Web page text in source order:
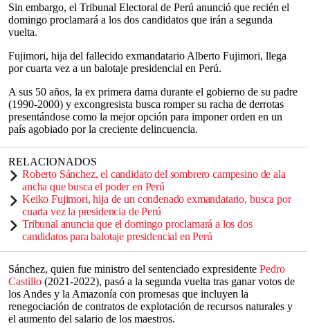
Sin embargo, el Tribunal Electoral de Perú anunció que recién el
domingo proclamará a los dos candidatos que irán a segunda
vuelta.
Fujimori, hija del fallecido exmandatario Alberto Fujimori, llega
por cuarta vez a un balotaje presidencial en Perú.
A sus 50 años, la ex primera dama durante el gobierno de su padre
(1990-2000) y excongresista busca romper su racha de derrotas
presentándose como la mejor opción para imponer orden en un
país agobiado por la creciente delincuencia.
RELACIONADOS
Roberto Sánchez, el candidato del sombrero campesino de ala
ancha que busca el poder en Perú
Keiko Fujimori, hija de un condenado exmandatario, busca por
cuarta vez la presidencia de Perú
Tribunal anuncia que el domingo proclamará a los dos
candidatos para balotaje presidencial en Perú
Sánchez, quien fue ministro del sentenciado expresidente Pedro
Castillo (2021-2022), pasó a la segunda vuelta tras ganar votos de
los Andes y la Amazonía con promesas que incluyen la
renegociación de contratos de explotación de recursos naturales y
el aumento del salario de los maestros.